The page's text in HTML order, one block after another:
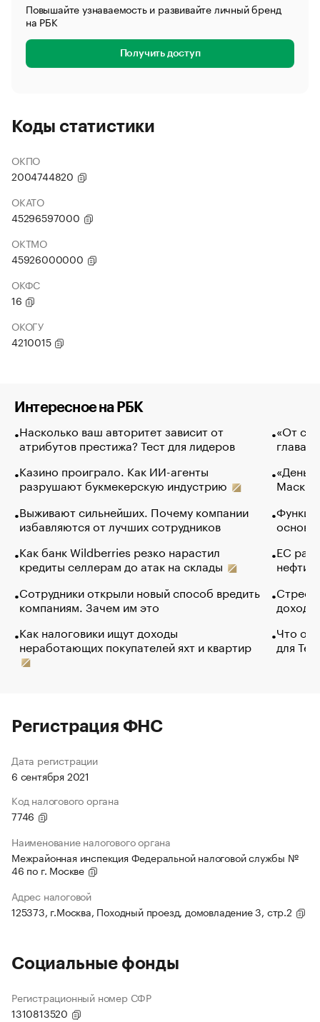
Повышайте узнаваемость и развивайте личный бренд
на РБК
Получить доступ
Коды статистики
ОКПО
2004744820
ОКАТО
45296597000
ОКТМО
45926000000
ОКФС
16
ОКОГУ
4210015
Интересное на РБК
Насколько ваш авторитет зависит от
атрибутов престижа? Тест для лидеров
Казино проиграло. Как ИИ-агенты
разрушают букмекерскую индустрию
Выживают сильнейших. Почему компании
избавляются от лучших сотрудников
Как банк Wildberries резко нарастил
кредиты селлерам до атак на склады
Сотрудники открыли новый способ вредить
компаниям. Зачем им это
Как налоговики ищут доходы
неработающих покупателей яхт и квартир
«От
глава
Маск в
основ
ЕС
нефти
Что
для
Регистрация ФНС
Дата регистрации
6 сентября 2021
Код налогового органа
7746
Наименование налогового органа
Межрайонная инспекция Федеральной налоговой службы №
46 по г. Москве
Адрес налоговой
125373, г.Москва, Походный проезд, домовладение 3, стр.2
Социальные фонды
Регистрационный номер СФР
1310813520